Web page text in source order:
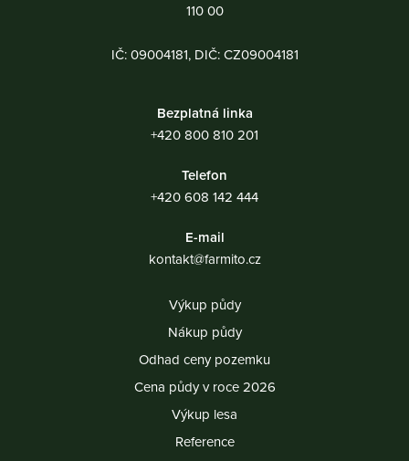
110 00
IČ: 09004181, DIČ: CZ09004181
Výkup půdy
Nákup půdy
Odhad ceny pozemku
Cena půdy v roce 2026
Výkup lesa
Reference
Bezplatná linka
+420 800 810 201
Telefon
+420 608 142 444
E-mail
kontakt@farmito.cz